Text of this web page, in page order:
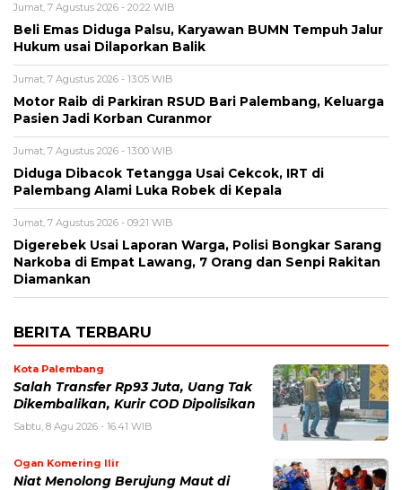
Jumat, 7 Agustus 2026 - 20:22 WIB
Beli Emas Diduga Palsu, Karyawan BUMN Tempuh Jalur
Hukum usai Dilaporkan Balik
Jumat, 7 Agustus 2026 - 13:05 WIB
Motor Raib di Parkiran RSUD Bari Palembang, Keluarga
Pasien Jadi Korban Curanmor
Jumat, 7 Agustus 2026 - 13:00 WIB
Diduga Dibacok Tetangga Usai Cekcok, IRT di
Palembang Alami Luka Robek di Kepala
Jumat, 7 Agustus 2026 - 09:21 WIB
Digerebek Usai Laporan Warga, Polisi Bongkar Sarang
Narkoba di Empat Lawang, 7 Orang dan Senpi Rakitan
Diamankan
BERITA TERBARU
Kota Palembang
Salah Transfer Rp93 Juta, Uang Tak
Dikembalikan, Kurir COD Dipolisikan
Sabtu, 8 Agu 2026 - 16:41 WIB
Ogan Komering Ilir
Niat Menolong Berujung Maut di